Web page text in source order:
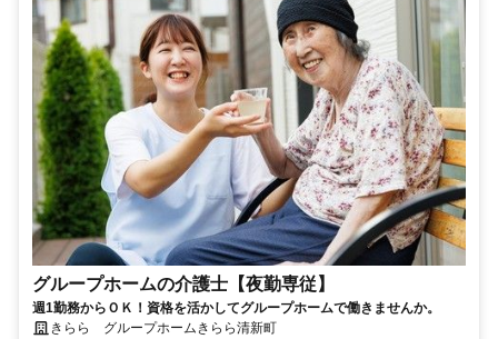
グループホームの介護士【夜勤専従】
週1勤務からＯＫ！資格を活かしてグループホームで働きませんか。
きらら グループホームきらら清新町